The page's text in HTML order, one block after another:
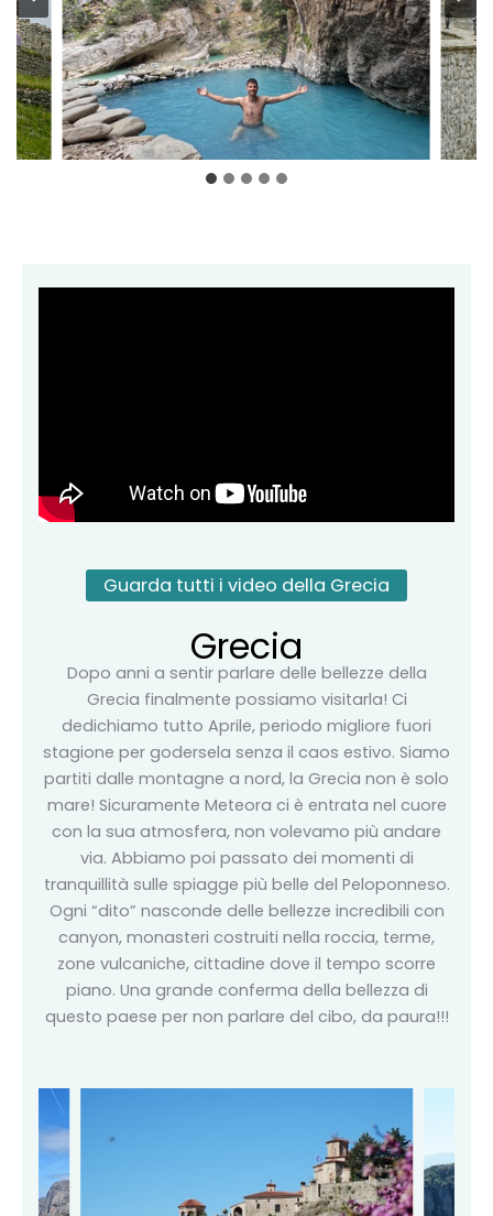
Guarda tutti i video della Grecia
Grecia
Dopo anni a sentir parlare delle bellezze della
Grecia finalmente possiamo visitarla! Ci
dedichiamo tutto Aprile, periodo migliore fuori
stagione per godersela senza il caos estivo. Siamo
partiti dalle montagne a nord, la Grecia non è solo
mare! Sicuramente Meteora ci è entrata nel cuore
con la sua atmosfera, non volevamo più andare
via. Abbiamo poi passato dei momenti di
tranquillità sulle spiagge più belle del Peloponneso.
Ogni “dito” nasconde delle bellezze incredibili con
canyon, monasteri costruiti nella roccia, terme,
zone vulcaniche, cittadine dove il tempo scorre
piano. Una grande conferma della bellezza di
questo paese per non parlare del cibo, da paura!!!